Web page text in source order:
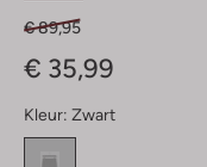
€ 89,95
€ 35,99
Kleur: Zwart